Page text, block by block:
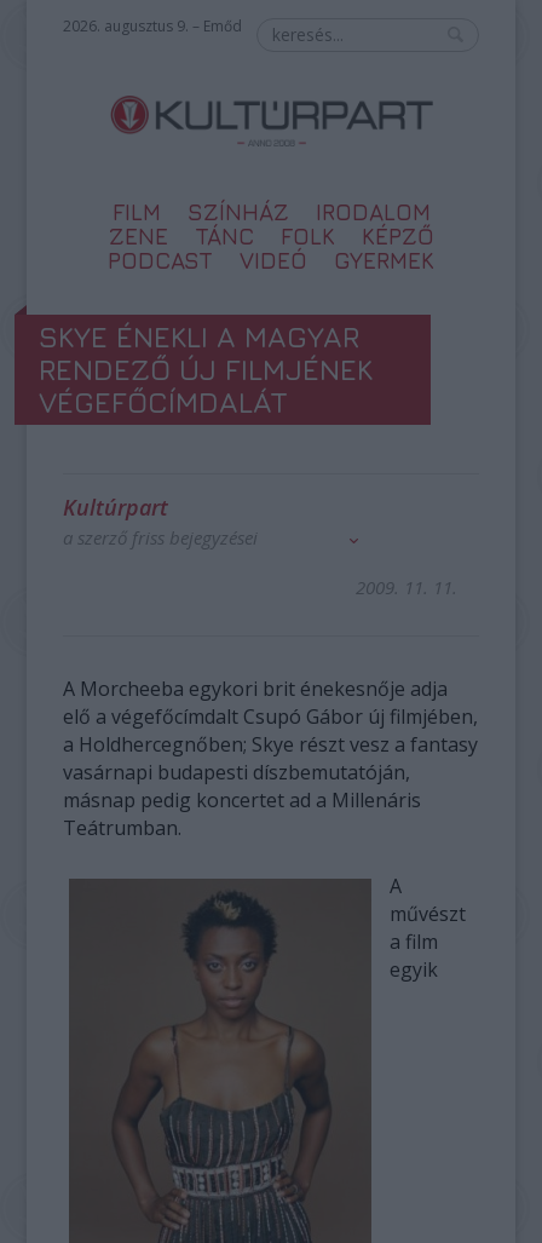
2026. augusztus 9. – Emőd
FILM SZÍNHÁZ
IRODALOM
ZENE
TÁNC FOLK
KÉPZŐ
PODCAST
VIDEÓ GYERMEK
SKYE ÉNEKLI A MAGYAR
RENDEZŐ ÚJ FILMJÉNEK
VÉGEFŐCÍMDALÁT
Kultúrpart
a szerző friss bejegyzései
2009. 11. 11.
A Morcheeba egykori brit énekesnője adja
elő a végefőcímdalt Csupó Gábor új filmjében,
a Holdhercegnőben; Skye részt vesz a fantasy
vasárnapi budapesti díszbemutatóján,
másnap pedig koncertet ad a Millenáris
Teátrumban.
A
művészt
a film
egyik